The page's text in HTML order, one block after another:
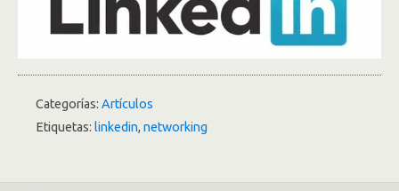
Categorías: Artículos
Etiquetas: linkedin, networking